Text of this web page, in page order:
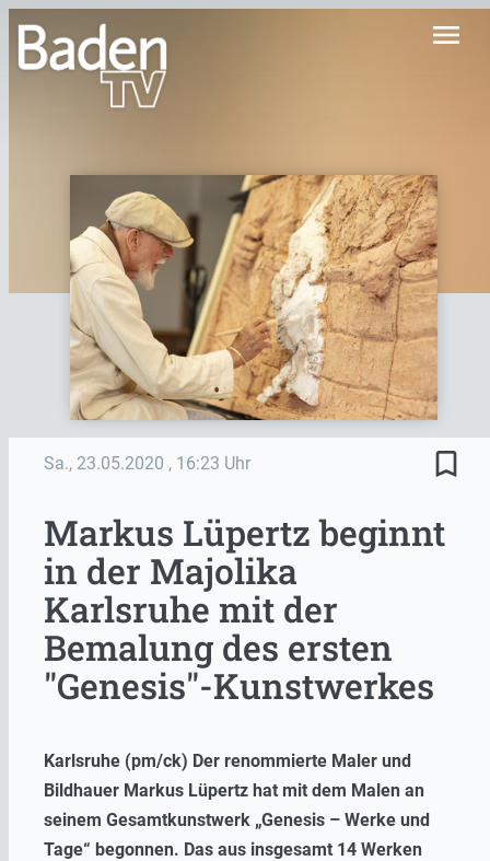
menu
Sa., 23.05.2020 , 16:23 Uhr bookmark_border
Markus Lüpertz beginnt
in der Majolika
Karlsruhe mit der
Bemalung des ersten
"Genesis"-Kunstwerkes
Karlsruhe (pm/ck) Der renommierte Maler und
Bildhauer Markus Lüpertz hat mit dem Malen an
seinem Gesamtkunstwerk „Genesis – Werke und
Tage“ begonnen. Das aus insgesamt 14 Werken